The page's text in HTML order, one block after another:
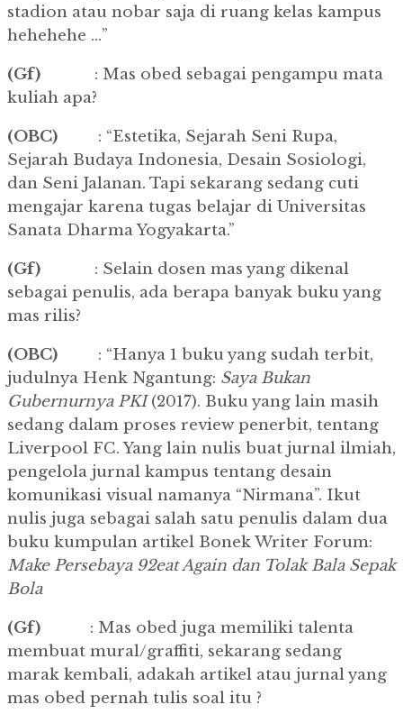
stadion atau nobar saja di ruang kelas kampus
hehehehe …”
(Gf) : Mas obed sebagai pengampu mata
kuliah apa?
(OBC) : “Estetika, Sejarah Seni Rupa,
Sejarah Budaya Indonesia, Desain Sosiologi,
dan Seni Jalanan. Tapi sekarang sedang cuti
mengajar karena tugas belajar di Universitas
Sanata Dharma Yogyakarta.”
(Gf) : Selain dosen mas yang dikenal
sebagai penulis, ada berapa banyak buku yang
mas rilis?
(OBC)
: “Hanya 1 buku yang sudah terbit,
judulnya Henk Ngantung: Saya Bukan
Gubernurnya PKI(2017). Buku yang lain masih
sedang dalam proses review penerbit, tentang
Liverpool FC. Yang lain nulis buat jurnal ilmiah,
pengelola jurnal kampus tentang desain
komunikasi visual namanya “Nirmana”. Ikut
nulis juga sebagai salah satu penulis dalam dua
buku kumpulan artikel Bonek Writer Forum:
Make Persebaya 92eat Again dan Tolak Bala Sepak
Bola
(Gf) : Mas obed juga memiliki talenta
membuat mural/graffiti, sekarang sedang
marak kembali, adakah artikel atau jurnal yang
mas obed pernah tulis soal itu ?